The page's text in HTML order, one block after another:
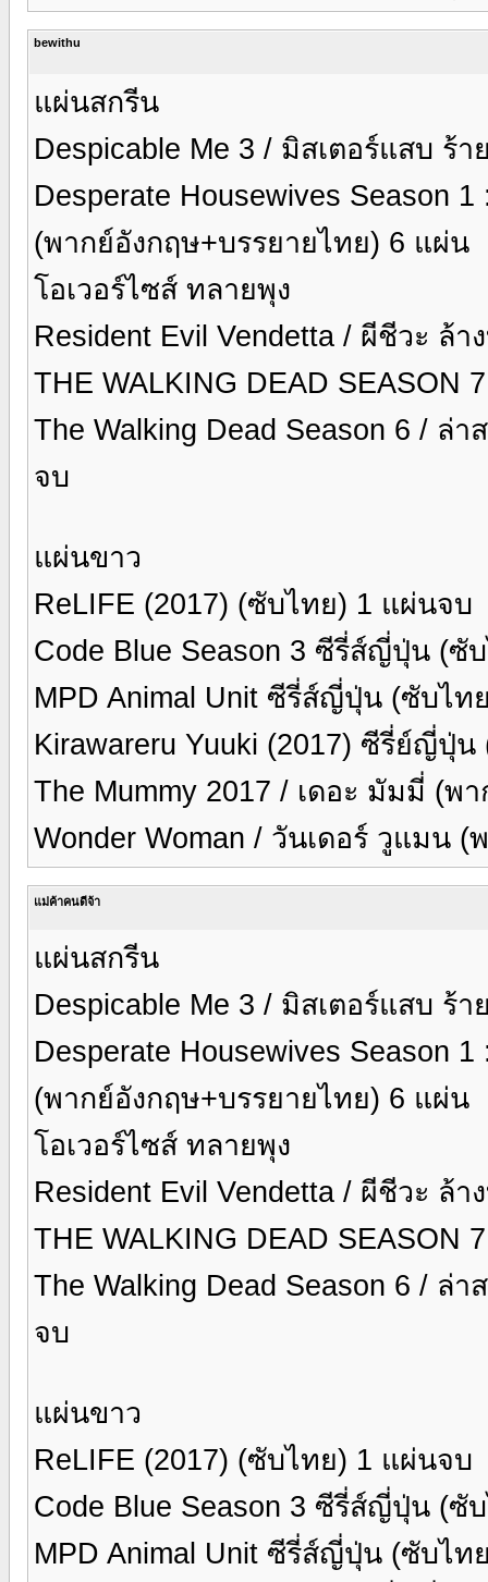
bewithu
แผ่นสกรีน
Despicable Me 3 / มิสเตอร์แสบ ร้
Desperate Housewives Season
(พากย์อังกฤษ+บรรยายไทย) 6 แผ่น
โอเวอร์ไซส์ ทลายพุง
Resident Evil Vendetta / ผีชีวะ ล้
THE WALKING DEAD SEASON
The Walking Dead Season 6 / ล่
จบ
แผ่นขาว
ReLIFE (2017) (ซับไทย) 1 แผ่นจบ
Code Blue Season 3 ซีรี่ส์ญี่ปุ่น (ซั
MPD Animal Unit ซีรี่ส์ญี่ปุ่น (ซับไท
Kirawareru Yuuki (2017) ซีรี่ย์ญี่ปุ่
The Mummy 2017 / เดอะ มัมมี่ (พ
Wonder Woman / วันเดอร์ วูแมน
แม่ค้าคนดีจ้า
แผ่นสกรีน
Despicable Me 3 / มิสเตอร์แสบ ร้
Desperate Housewives Season
(พากย์อังกฤษ+บรรยายไทย) 6 แผ่น
โอเวอร์ไซส์ ทลายพุง
Resident Evil Vendetta / ผีชีวะ ล้
THE WALKING DEAD SEASON
The Walking Dead Season 6 / ล่
จบ
แผ่นขาว
ReLIFE (2017) (ซับไทย) 1 แผ่นจบ
Code Blue Season 3 ซีรี่ส์ญี่ปุ่น (ซั
MPD Animal Unit ซีรี่ส์ญี่ปุ่น (ซับไท